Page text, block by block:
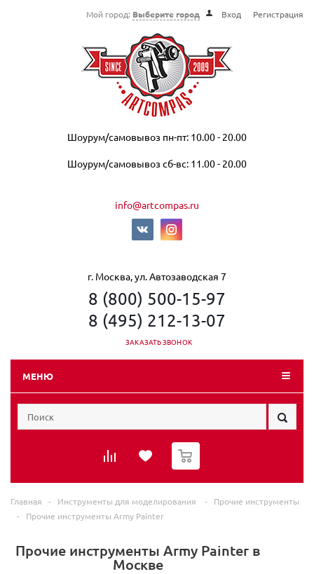
Мой город: Выберите город Вход Регистрация
Шоурум/самовывоз пн-пт: 10.00 - 20.00
Шоурум/самовывоз сб-вс: 11.00 - 20.00
info@artcompas.ru
г. Москва, ул. Автозаводская 7
8 (800) 500-15-97
8 (495) 212-13-07
ЗАКАЗАТЬ ЗВОНОК
МЕНЮ
0
Главная - Инструменты для моделирования -
Прочие инструменты
-
Прочие инструменты Army Painter
Прочие инструменты Army Painter в
Москве